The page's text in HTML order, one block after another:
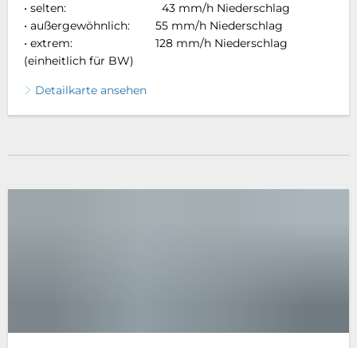
• selten: 43 mm/h Niederschlag
• außergewöhnlich: 55 mm/h Niederschlag
• extrem: 128 mm/h Niederschlag
(einheitlich für BW)
Detailkarte ansehen